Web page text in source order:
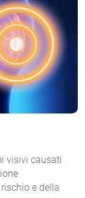
visivi causati
e della